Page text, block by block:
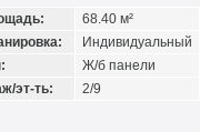
68.40 м²
Индивидуальный
Ж/б панели
эт-ть:
2/9